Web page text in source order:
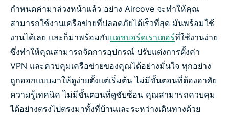
กำหนดค่ามาล่วงหน้าแล้ว อย่าง Aircove จะทำให้คุณ
สามารถใช้งานเครือข่ายที่ปลอดภัยได้เร็วที่สุด มันพร้อมใช้
งานได้เลย และก็มาพร้อมกับแดชบอร์ดเราเตอร์ที่ใช้งานง่าย
ซึ่งทำให้คุณสามารถจัดการอุปกรณ์ ปรับแต่งการตั้งค่า
VPN และควบคุมเครือข่ายของคุณได้อย่างมั่นใจ ทุกอย่าง
ถูกออกแบบมาให้ดูง่ายตั้งแต่เริ่มต้น ไม่มีขั้นตอนที่ต้องอาศัย
ความรู้เทคนิค ไม่มีขั้นตอนที่ดูซับซ้อน คุณสามารถควบคุม
ได้อย่างตรงไปตรงมาทั้งที่บ้านและระหว่างเดินทางด้วย